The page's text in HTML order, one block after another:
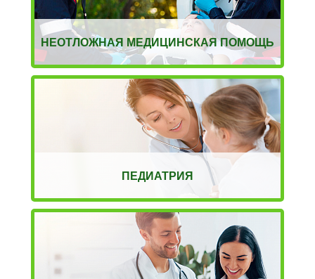
НЕОТЛОЖНАЯ МЕДИЦИНСКАЯ ПОМОЩЬ
ПЕДИАТРИЯ